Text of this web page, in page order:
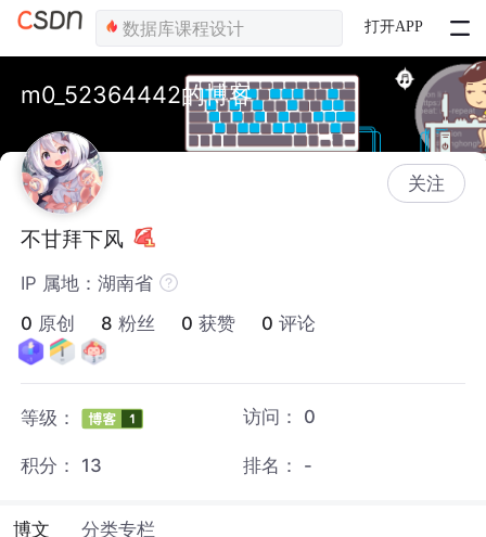
打开APP
m0_52364442的博客
关注
不甘拜下风
IP 属地：湖南省
0 原创 8 粉丝 0 获赞 0 评论
等级： 访问： 0
积分： 13 排名： -
博文 分类专栏